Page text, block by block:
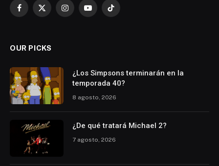
Facebook
X
InstagramYouTubeTikTok
OUR PICKS
¿Los Simpsons terminarán en la
temporada 40?
8 agosto, 2026
¿De qué tratará Michael 2?
7 agosto, 2026